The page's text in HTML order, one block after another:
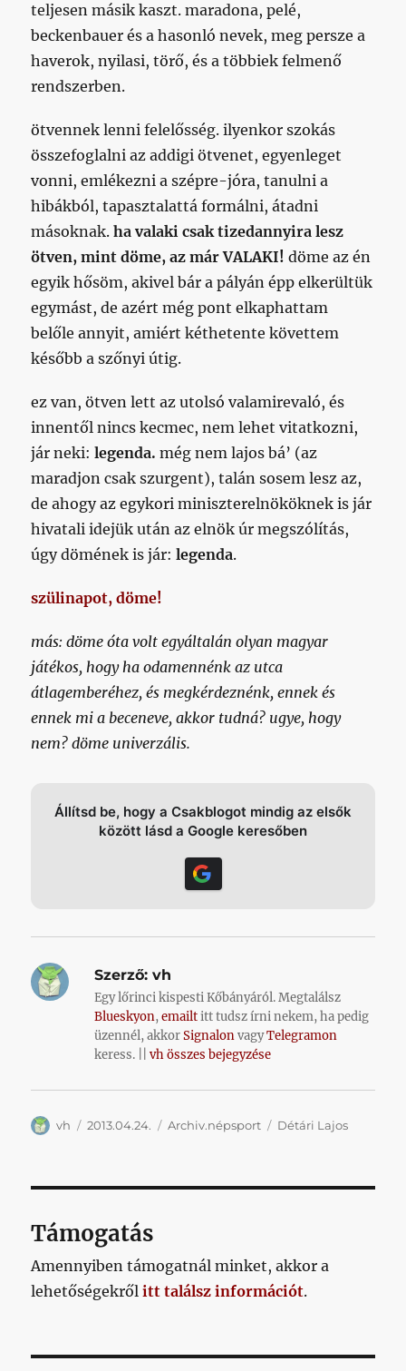
teljesen másik kaszt. maradona, pelé,
beckenbauer és a hasonló nevek, meg persze a
haverok, nyilasi, törő, és a többiek felmenő
rendszerben.
ötvennek lenni felelősség. ilyenkor szokás
összefoglalni az addigi ötvenet, egyenleget
vonni, emlékezni a szépre-jóra, tanulni a
hibákból, tapasztalattá formálni, átadni
másoknak.ha valaki csak tizedannyira lesz
ötven, mint döme, az már VALAKI!döme az én
egyik hősöm, akivel bár a pályán épp elkerültük
egymást, de azért még pont elkaphattam
belőle annyit, amiért kéthetente követtem
később a szőnyi útig.
ez van, ötven lett az utolsó valamirevaló, és
innentől nincs kecmec, nem lehet vitatkozni,
jár neki:legenda. még nem lajos bá’ (az
maradjon csak szurgent), talán sosem lesz az,
de ahogy az egykori miniszterelnököknek is jár
hivatali idejük után az elnök úr megszólítás,
úgy dömének is jár:legenda.
szülinapot, döme!
más: döme óta volt egyáltalán olyan magyar
játékos, hogy ha odamennénk az utca
átlagemberéhez, és megkérdeznénk, ennek és
ennek mi a beceneve, akkor tudná? ugye, hogy
nem? döme univerzális.
Állítsd be, hogy a Csakblogot mindig az elsők
között lásd a Google keresőben
Szerző: vh
Egy lőrinci kispesti Kőbányáról. Megtalálsz
Blueskyon,emailtitt tudsz írni nekem, ha pedig
üzennél, akkorSignalonvagyTelegramon
keress. ||vh összes bejegyzése
Szerző
vh Közzétéve
2013.04.24. Kategória
Archiv.népsport Címke
Détári Lajos
Támogatás
Amennyiben támogatnál minket, akkor a
lehetőségekrőlitt találsz információt.